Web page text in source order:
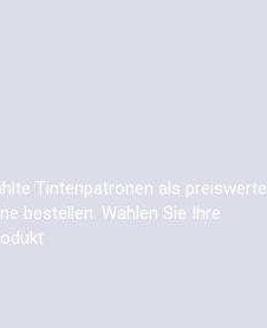
Tintenpatronen als preiswerte
bestellen. Wählen Sie Ihre